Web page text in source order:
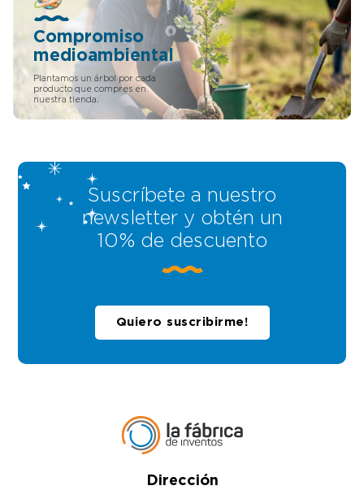
Compromiso
medioambiental
Plantamos un árbol por cada
producto que compres en
nuestra tienda.
Suscríbete a nuestro
newsletter y obtén un
10% de descuento
Quiero suscribirme!
Dirección